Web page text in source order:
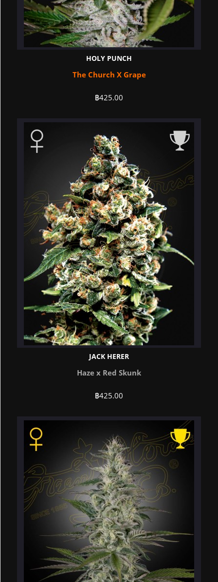
HOLY PUNCH
The Church X Grape
฿425.00
JACK HERER
Haze x Red Skunk
฿425.00